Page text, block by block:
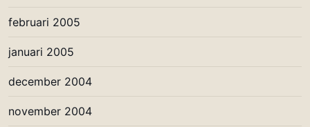
februari 2005
januari 2005
december 2004
november 2004